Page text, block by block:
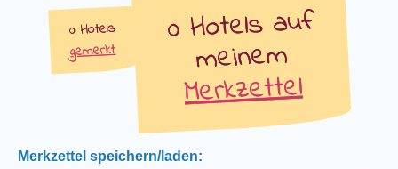
Hotels
gemerkt
Hotels auf
meinem
Merkzettel
Merkzettel speichern/laden: